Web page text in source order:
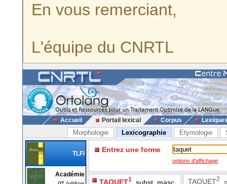
En vous remerciant,
L'équipe du CNRTL
Accueil Portail lexical Corpus
Morphologie Lexicographie Etymologie
TLFi
Académie
e
Entrez une forme
options d'affichage
TAQUET1 , subst. masc. TAQUET2 ,